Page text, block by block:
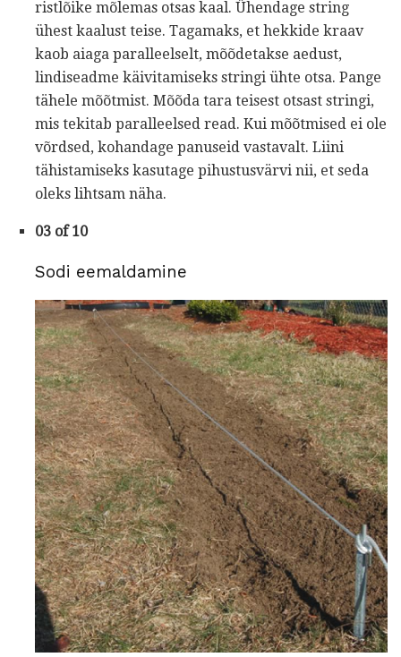
ristlõike mõlemas otsas kaal. Ühendage string
ühest kaalust teise. Tagamaks, et hekkide kraav
kaob aiaga paralleelselt, mõõdetakse aedust,
lindiseadme käivitamiseks stringi ühte otsa. Pange
tähele mõõtmist. Mõõda tara teisest otsast stringi,
mis tekitab paralleelsed read. Kui mõõtmised ei ole
võrdsed, kohandage panuseid vastavalt. Liini
tähistamiseks kasutage pihustusvärvi nii, et seda
oleks lihtsam näha.
03 of 10
Sodi eemaldamine